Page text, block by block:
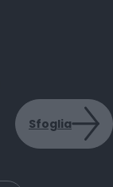
Sfoglia